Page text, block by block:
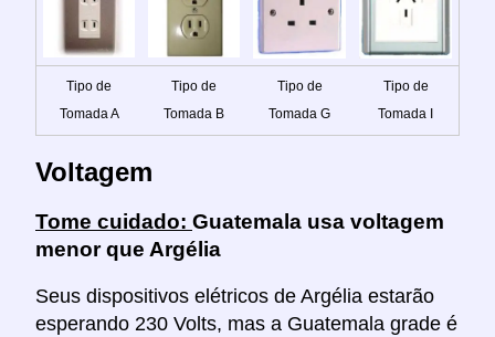
Tipo de
Tomada A
Tipo de
Tomada B
Tipo de
Tomada G
Tipo de
Tomada I
Voltagem
Tome cuidado: Guatemala usa voltagem
menor que Argélia
Seus dispositivos elétricos de Argélia estarão
esperando 230 Volts, mas a Guatemala grade é